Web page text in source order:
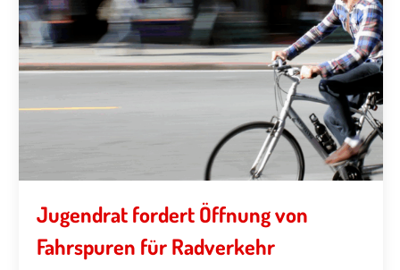
Jugendrat fordert Öffnung von
Fahrspuren für Radverkehr